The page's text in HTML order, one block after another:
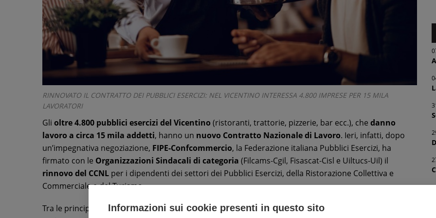
RINNOVATO IL CONTRATTO DEI PUBBLICI ESERCIZI: NEL VICENTINO INTERESSA 4.800 IMPRESE PER 15 MILA
LAVORATORI
Gli oltre 4.800 pubblici esercizi del Vicentino (ristoranti, trattorie, pizzerie, bar ecc.), che danno
lavoro a circa 15 mila addetti, hanno un nuovo Contratto Nazionale di Lavoro. Ieri, infatti, dopo
un’impegnativa negoziazione, FIPE-Confcommercio, la Federazione italiana Pubblici Esercizi, ha
firmato con le Organizzazioni Sindacali di categoria (Filcams-Cgil, Fisascat-Cisl e Uiltucs-Uil) il
rinnovo del CCNL per i dipendenti dei settori dei Pubblici Esercizi, della Ristorazione Collettiva e
Commerciale e del Turismo.
Tra le principali novità del CCNL (scaduto il 31 dicembre 2021), l’aumento in busta paga di 200 euro
Informazioni sui cookie presenti in questo sito